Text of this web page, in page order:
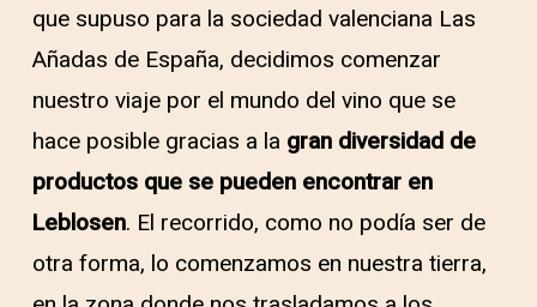
que supuso para la sociedad valenciana Las
Añadas de España, decidimos comenzar
nuestro viaje por el mundo del vino que se
hace posible gracias a la gran diversidad de
productos que se pueden encontrar en
Leblosen. El recorrido, como no podía ser de
otra forma, lo comenzamos en nuestra tierra,